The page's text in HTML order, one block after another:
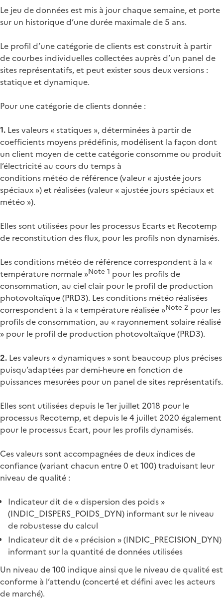
Le jeu de données est mis à jour chaque semaine, et porte
sur un historique d’une durée maximale de 5 ans.
Le profil d’une catégorie de clients est construit à partir
de courbes individuelles collectées auprès d’un panel de
sites représentatifs, et peut exister sous deux versions :
statique et dynamique.
Pour une catégorie de clients donnée :
1. Les valeurs « statiques », déterminées à partir de
coefficients moyens prédéfinis, modélisent la façon dont
un client moyen de cette catégorie consomme ou produit
l’électricité au cours du temps à
conditions météo de référence (valeur « ajustée jours
spéciaux ») et réalisées (valeur « ajustée jours spéciaux et
météo »).
Elles sont utilisées pour les processus Ecarts et Recotemp
de reconstitution des flux, pour les profils non dynamisés.
Les conditions météo de référence correspondent à la «
température normale »Note 1 pour les profils de
consommation, au ciel clair pour le profil de production
photovoltaïque (PRD3). Les conditions météo réalisées
correspondent à la « température réalisée »Note 2 pour les
profils de consommation, au « rayonnement solaire réalisé
» pour le profil de production photovoltaïque (PRD3).
2. Les valeurs « dynamiques » sont beaucoup plus précises
puisqu’adaptées par demi-heure en fonction de
puissances mesurées pour un panel de sites représentatifs.
Elles sont utilisées depuis le 1er juillet 2018 pour le
processus Recotemp, et depuis le 4 juillet 2020 également
pour le processus Ecart, pour les profils dynamisés.
Ces valeurs sont accompagnées de deux indices de
confiance (variant chacun entre 0 et 100) traduisant leur
niveau de qualité :
Indicateur dit de « dispersion des poids »
(INDIC_DISPERS_POIDS_DYN) informant sur le niveau
de robustesse du calcul
Indicateur dit de « précision » (INDIC_PRECISION_DYN)
informant sur la quantité de données utilisées
Un niveau de 100 indique ainsi que le niveau de qualité est
conforme à l’attendu (concerté et défini avec les acteurs
de marché).